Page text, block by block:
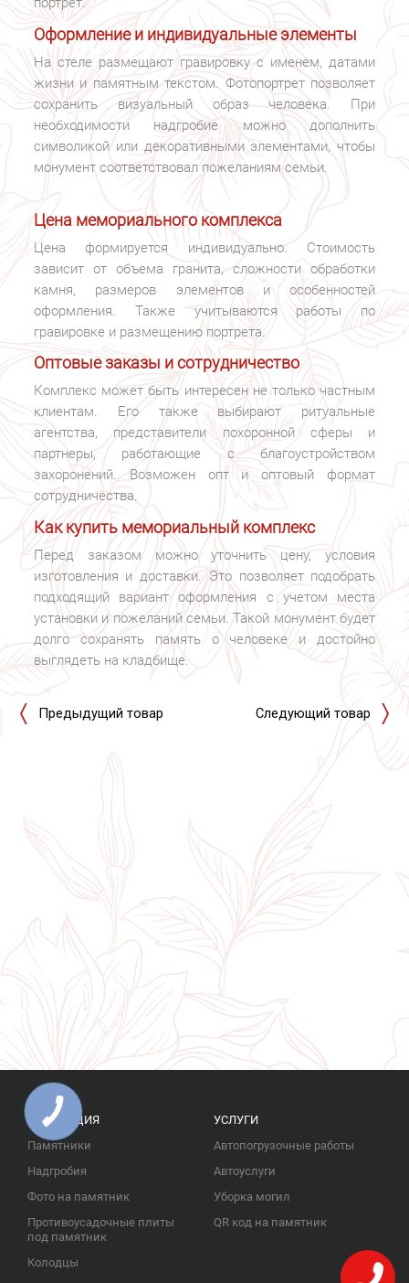
Оформление и индивидуальные элементы
На стеле размещают гравировку с именем, датами
жизни и памятным текстом. Фотопортрет позволяет
сохранить визуальный образ человека. При
необходимости надгробие можно дополнить
символикой или декоративными элементами, чтобы
монумент соответствовал пожеланиям семьи.
Цена мемориального комплекса
Цена формируется индивидуально. Стоимость
зависит от объема гранита, сложности обработки
камня, размеров элементов и особенностей
оформления. Также учитываются работы по
гравировке и размещению портрета.
Оптовые заказы и сотрудничество
Комплекс может быть интересен не только частным
клиентам. Его также выбирают ритуальные
агентства, представители похоронной сферы и
партнеры, работающие с благоустройством
захоронений. Возможен опт и оптовый формат
сотрудничества.
Как купить мемориальный комплекс
Перед заказом можно уточнить цену, условия
изготовления и доставки. Это позволяет подобрать
подходящий вариант оформления с учетом места
установки и пожеланий семьи. Такой монумент будет
долго сохранять память о человеке и достойно
выглядеть на кладбище.
Предыдущий товар Следующий товар
ПРОДУКЦИЯ
Памятники
Надгробия
Фото на памятник
Противоусадочные плиты
под памятник
Колодцы
УСЛУГИ
Автопогрузочные работы
Автоуслуги
Уборка могил
QR код на памятник